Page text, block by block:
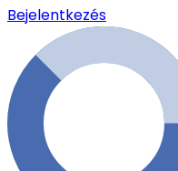
Bejelentkezés